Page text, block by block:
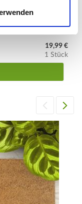
19,99 €
1 Stück